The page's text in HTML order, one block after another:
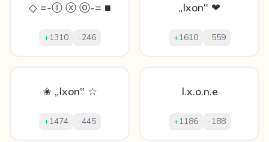
◇ =-Ⓘ ⓧ ⓞ-= ■
+1310 -246
„Ixon‟ ❤
+1610 -559
✬ „Ixon‟ ☆
+1474 -445
I.x.o.n.e
+1186 -188